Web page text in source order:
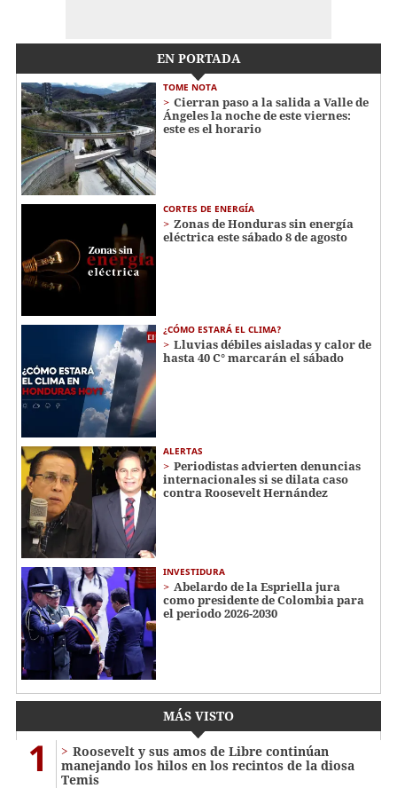
EN PORTADA
TOME NOTA
Cierran paso a la salida a Valle de
Ángeles la noche de este viernes:
este es el horario
CORTES DE ENERGÍA
Zonas de Honduras sin energía
eléctrica este sábado 8 de agosto
¿CÓMO ESTARÁ EL CLIMA?
Lluvias débiles aisladas y calor de
hasta 40 C° marcarán el sábado
ALERTAS
Periodistas advierten denuncias
internacionales si se dilata caso
contra Roosevelt Hernández
INVESTIDURA
Abelardo de la Espriella jura
como presidente de Colombia para
el periodo 2026-2030
MÁS VISTO
1
Roosevelt y sus amos de Libre continúan
manejando los hilos en los recintos de la diosa
Temis